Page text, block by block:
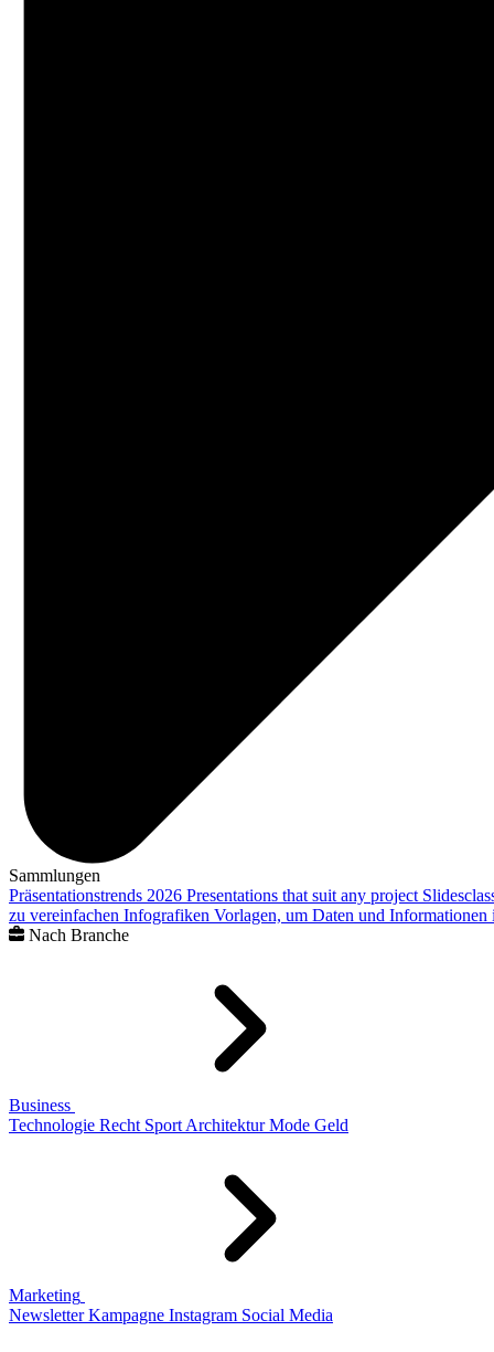
Sammlungen
Präsentationstrends 2026 Presentations that suit any project
zu vereinfachen Infografiken Vorlagen, um Daten und
Nach Branche
Business
Technologie Recht Sport Architektur Mode Geld
Marketing
Newsletter Kampagne Instagram Social Media